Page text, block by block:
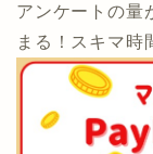
アンケートの量
まる！スキマ時